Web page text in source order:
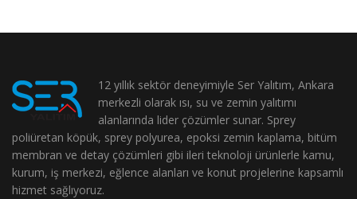
12 yıllık sektör deneyimiyle Ser Yalıtım, Ankara
merkezli olarak ısı, su ve zemin yalıtımı
alanlarında lider çözümler sunar. Sprey
poliüretan köpük, sprey polyurea, epoksi zemin kaplama, bitüm
membran ve detay çözümleri gibi ileri teknoloji ürünlerle kamu,
kurum, iş merkezi, eğlence alanları ve konut projelerine kapsamlı
hizmet sağlıyoruz.